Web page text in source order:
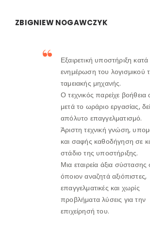
ZBIGNIEW NOGAWCZYK
Εξαιρετική υποστήριξη
ενημέρωση του λογισμικού
ταμειακής μηχανής.
Ο τεχνικός παρείχε βοήθεια
μετά το ωράριο εργασίας,
απόλυτο επαγγελματισμό.
Άριστη τεχνική γνώση,
και σαφής καθοδήγηση σε
στάδιο της υποστήριξης.
Μια εταιρεία άξια σύστασης
όποιον αναζητά αξιόπιστες,
επαγγελματικές και χωρίς
προβλήματα λύσεις για την
επιχείρησή του.